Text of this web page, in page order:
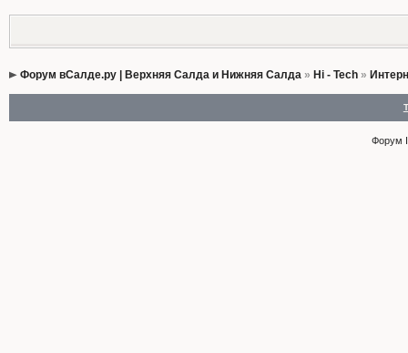
Форум вСалде.ру | Верхняя Салда и Нижняя Салда» Hi - Tech»
Форум